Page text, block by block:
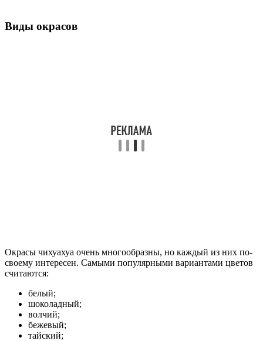
Виды окрасов
Окрасы чихуахуа очень многообразны, но каждый из них по-
своему интересен. Самыми популярными вариантами цветов
считаются:
белый;
шоколадный;
волчий;
бежевый;
тайский;